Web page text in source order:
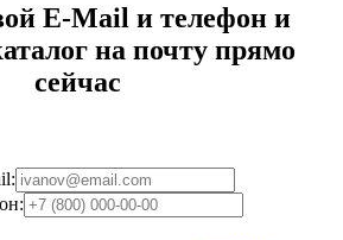
E-Mail и телефон и
на почту прямо
сейчас